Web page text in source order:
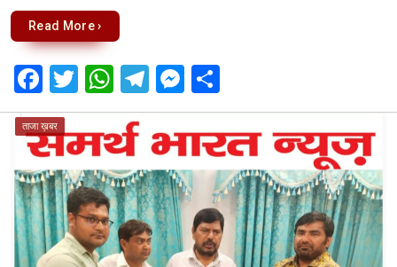
Read More ›
F
a
ce
b
o
o
k
T
wi
tt
er
W
h
at
s
A
p
p
T
el
e
gr
a
m
M
es
se
n
g
er
h
ar
e
ताजा ख़बर